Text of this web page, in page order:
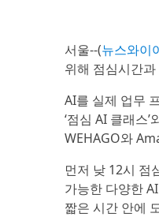
서울--(뉴스와이
위해 점심시간
AI를 실제 업무
‘점심 AI 클래스
WEHAGO와
먼저 낮 12시 점
가능한 다양한
짧은 시간 안에